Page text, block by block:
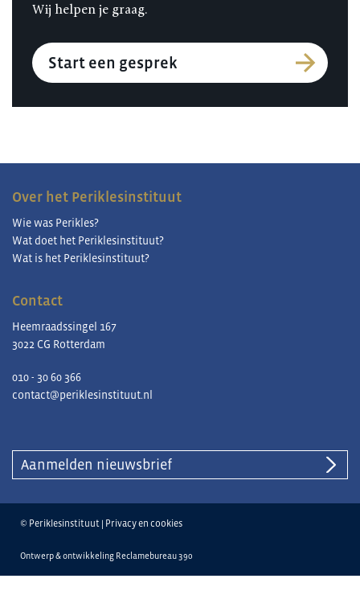
Wij helpen je graag.
Start een gesprek
Over het Periklesinstituut
Wie was Perikles?
Wat doet het Periklesinstituut?
Wat is het Periklesinstituut?
Contact
Heemraadssingel 167
3022 CG Rotterdam
010 - 30 60 366
contact@periklesinstituut.nl
Aanmelden nieuwsbrief
© Periklesinstituut | Privacy en cookies
Ontwerp & ontwikkeling Reclamebureau 390